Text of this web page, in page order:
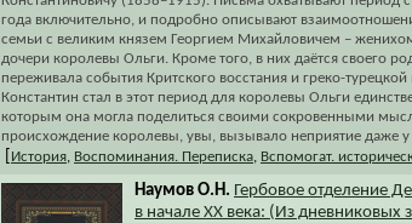
года включительно, и подробно описывают
семьи с великим князем Георгием Михайловичем –
дочери королевы Ольги. Кроме того, в них даётся своего
переживала события Критского восстания и греко-
Константин стал в этот период для королевы Ольги
которым она могла поделиться своими сокровенными
происхождение королевы, увы, вызывало неприятие даже у
История Воспоминания. Переписка Вспомогат.
Наумов О.Н. Гербовое отделение
в начале XX века: (Из дневниковых